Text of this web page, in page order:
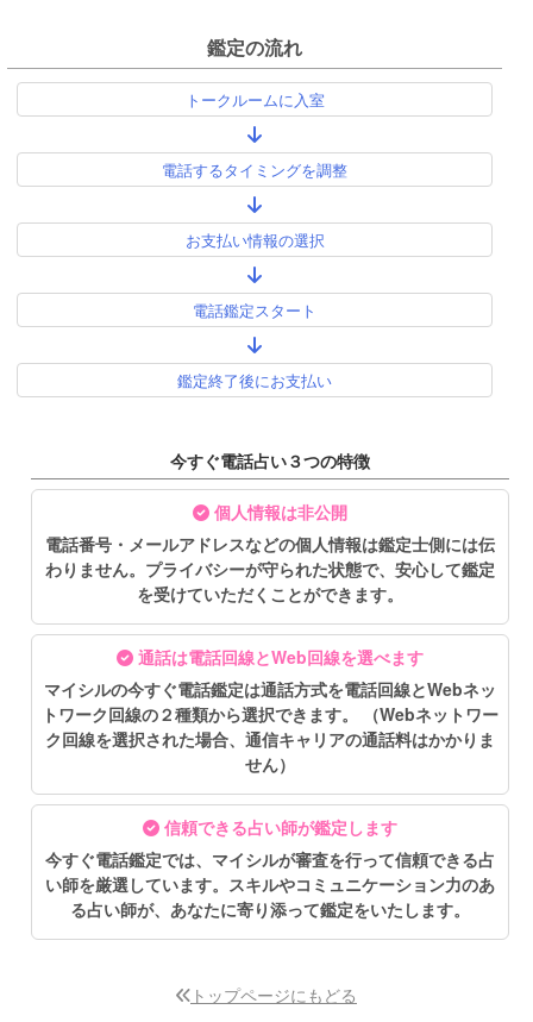
鑑定の流れ
トークルームに入室
電話するタイミングを調整
お支払い情報の選択
電話鑑定スタート
鑑定終了後にお支払い
今すぐ電話占い３つの特徴
個人情報は非公開
電話番号・メールアドレスなどの個人情報は鑑定士側には伝
わりません。プライバシーが守られた状態で、安心して鑑定
を受けていただくことができます。
通話は電話回線とWeb回線を選べます
マイシルの今すぐ電話鑑定は通話方式を電話回線とWebネッ
トワーク回線の２種類から選択できます。 （Webネットワー
ク回線を選択された場合、通信キャリアの通話料はかかりま
せん）
信頼できる占い師が鑑定します
今すぐ電話鑑定では、マイシルが審査を行って信頼できる占
い師を厳選しています。スキルやコミュニケーション力のあ
る占い師が、あなたに寄り添って鑑定をいたします。
トップページにもどる